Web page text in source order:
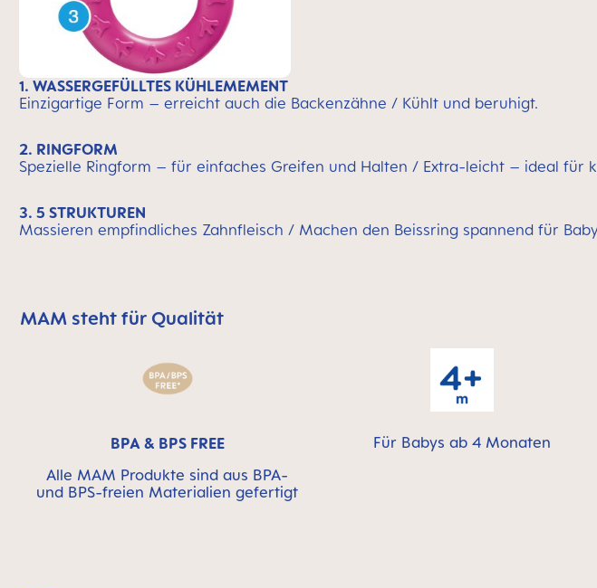
1. WASSERGEFÜLLTES KÜHLEMEMENT
Einzigartige Form – erreicht auch die Backenzähne / Kühlt und beruhigt.
2. RINGFORM
Spezielle Ringform – für einfaches Greifen und Halten / Extra-leicht – ideal für
3. 5 STRUKTUREN
Massieren empfindliches Zahnfleisch / Machen den Beissring spannend für
MAM überspringen bedeutet Qualitätssymbolleiste
MAM steht für Qualität
BPA & BPS FREE
Alle MAM Produkte sind aus BPA-
und BPS-freien Materialien gefertigt
Für Babys ab 4 Monaten